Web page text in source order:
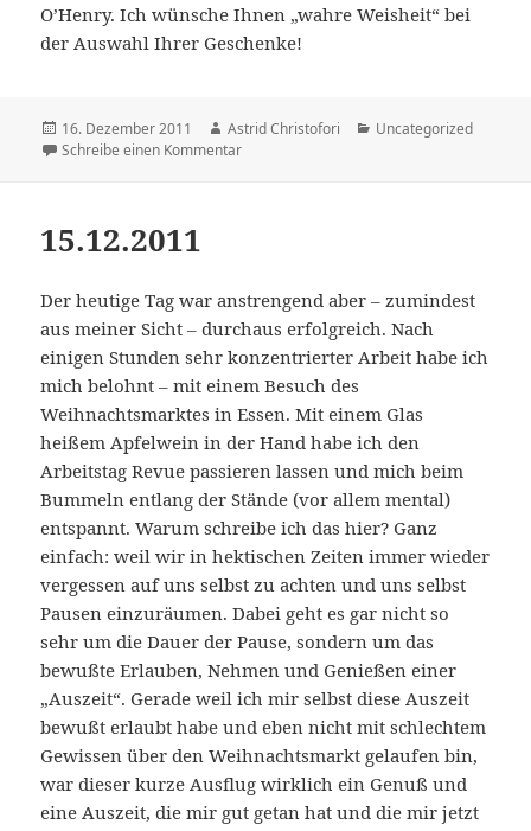
O’Henry. Ich wünsche Ihnen „wahre Weisheit“ bei
der Auswahl Ihrer Geschenke!
Veröffentlicht
am
16. Dezember 2011 Autor
Astrid Christofori Kategorien
Uncategorized
Schreibe einen Kommentar
15.12.2011
Der heutige Tag war anstrengend aber – zumindest
aus meiner Sicht – durchaus erfolgreich. Nach
einigen Stunden sehr konzentrierter Arbeit habe ich
mich belohnt – mit einem Besuch des
Weihnachtsmarktes in Essen. Mit einem Glas
heißem Apfelwein in der Hand habe ich den
Arbeitstag Revue passieren lassen und mich beim
Bummeln entlang der Stände (vor allem mental)
entspannt. Warum schreibe ich das hier? Ganz
einfach: weil wir in hektischen Zeiten immer wieder
vergessen auf uns selbst zu achten und uns selbst
Pausen einzuräumen. Dabei geht es gar nicht so
sehr um die Dauer der Pause, sondern um das
bewußte Erlauben, Nehmen und Genießen einer
„Auszeit“. Gerade weil ich mir selbst diese Auszeit
bewußt erlaubt habe und eben nicht mit schlechtem
Gewissen über den Weihnachtsmarkt gelaufen bin,
war dieser kurze Ausflug wirklich ein Genuß und
eine Auszeit, die mir gut getan hat und die mir jetzt